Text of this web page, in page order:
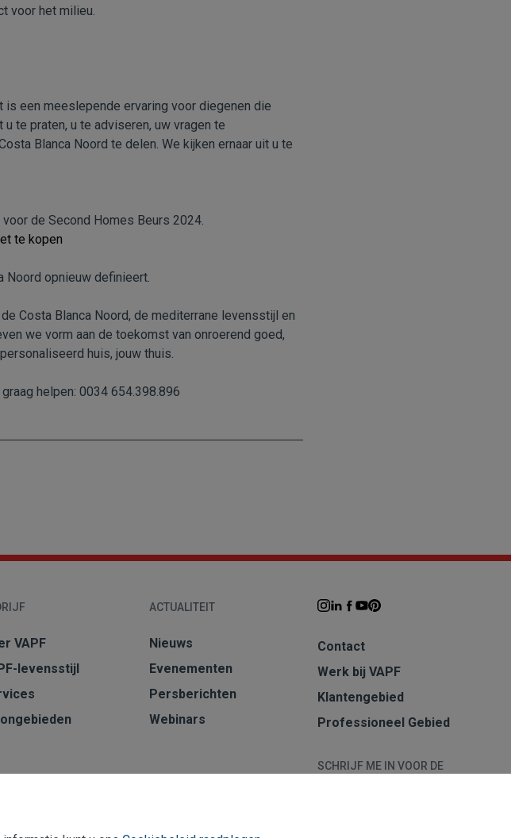
voor het milieu.
een meeslepende ervaring voor diegenen die
te praten, u te adviseren, uw vragen te
Blanca Noord te delen. We kijken ernaar uit u te
de Second Homes Beurs 2024.
te kopen
Noord opnieuw definieert.
Costa Blanca Noord, de mediterrane levensstijl en
we vorm aan de toekomst van onroerend goed,
huis, jouw thuis.
helpen: 0034 654.398.896
VAPF
levensstijl
ACTUALITEIT
Nieuws
Evenementen
Persberichten
Webinars
Contact
Werk bij VAPF
Klantengebied
Professioneel Gebied
SCHRIJF ME IN VOOR DE